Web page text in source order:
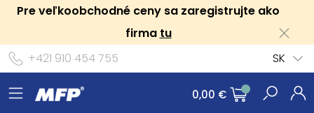
Pre veľkoobchodné ceny sa zaregistrujte ako
firma tu
+421 910 454 755
SK
0,00 €